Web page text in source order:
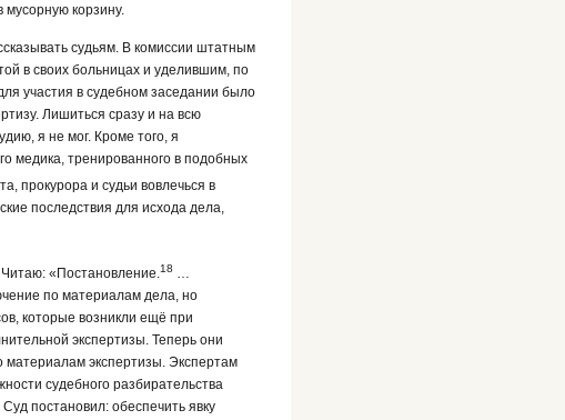
мусорную корзину.
судьям. В комиссии штатным
в своих больницах и уделившим, по
участия в судебном заседании было
Лишиться сразу и на всю
я не мог. Кроме того, я
медика, тренированного в подобных
прокурора и судьи вовлечься в
последствия для исхода дела,
Читаю: «Постановление.18 …
по материалам дела, но
которые возникли ещё при
экспертизы. Теперь они
материалам экспертизы. Экспертам
судебного разбирательства
постановил: обеспечить явку